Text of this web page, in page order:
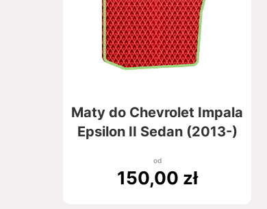
Maty do Chevrolet Impala
Epsilon II Sedan (2013-)
od
150,00 zł